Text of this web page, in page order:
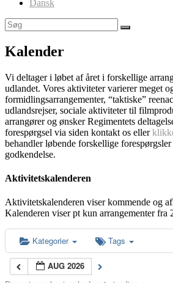
Dansk
Kalender
Vi deltager i løbet af året i forskellige
udlandet. Vores aktiviteter varierer meget
formidlingsarrangementer, “taktiske”
udlandsrejser, sociale aktiviteter til
arrangører og ønsker Regimentets
forespørgsel via siden kontakt os eller
behandler løbende forskellige
godkendelse.
Aktivitetskalenderen
Aktivitetskalenderen viser kommende og
Kalenderen viser pt kun arrangementer fra
Kategorier Tags
AUG 2026